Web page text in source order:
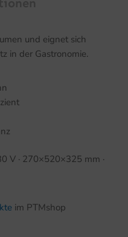
und eignet sich
in der Gastronomie.
V · 270×520×325 mm ·
im PTMshop